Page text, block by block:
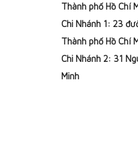
Thành phố Hồ Chí
Chi Nhánh 1: 23
Thành phố Hồ Chí
Chi Nhánh 2: 31
Minh